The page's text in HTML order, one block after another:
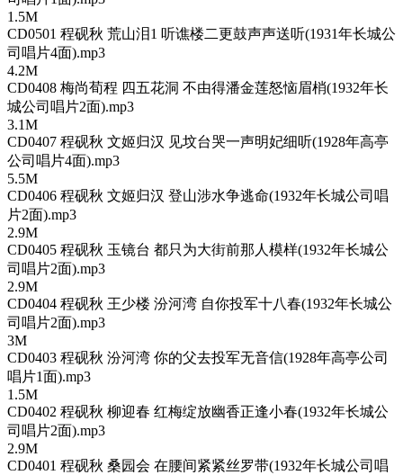
1.5M
CD0501 程砚秋 荒山泪1 听谯楼二更鼓声声送听(1931年长城公
司唱片4面).mp3
4.2M
CD0408 梅尚荀程 四五花洞 不由得潘金莲怒恼眉梢(1932年长
城公司唱片2面).mp3
3.1M
CD0407 程砚秋 文姬归汉 见坟台哭一声明妃细听(1928年高亭
公司唱片4面).mp3
5.5M
CD0406 程砚秋 文姬归汉 登山涉水争逃命(1932年长城公司唱
片2面).mp3
2.9M
CD0405 程砚秋 玉镜台 都只为大街前那人模样(1932年长城公
司唱片2面).mp3
2.9M
CD0404 程砚秋 王少楼 汾河湾 自你投军十八春(1932年长城公
司唱片2面).mp3
3M
CD0403 程砚秋 汾河湾 你的父去投军无音信(1928年高亭公司
唱片1面).mp3
1.5M
CD0402 程砚秋 柳迎春 红梅绽放幽香正逢小春(1932年长城公
司唱片2面).mp3
2.9M
CD0401 程砚秋 桑园会 在腰间紧紧丝罗带(1932年长城公司唱